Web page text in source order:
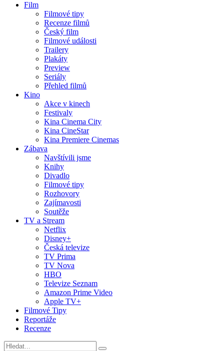
Film
Filmové tipy
Recenze filmů
Český film
Filmové události
Trailery
Plakáty
Preview
Seriály
Přehled filmů
Kino
Akce v kinech
Festivaly
Kina Cinema City
Kina CineStar
Kina Premiere Cinemas
Zábava
Navštívili jsme
Knihy
Divadlo
Filmové tipy
Rozhovory
Zajímavosti
Soutěže
TV a Stream
Netflix
Disney+
Česká televize
TV Prima
TV Nova
HBO
Televize Seznam
Amazon Prime Video
Apple TV+
Filmové Tipy
Reportáže
Recenze